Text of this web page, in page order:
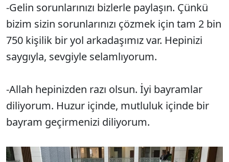
-Gelin sorunlarınızı bizlerle paylaşın. Çünkü
bizim sizin sorunlarınızı çözmek için tam 2 bin
750 kişilik bir yol arkadaşımız var. Hepinizi
saygıyla, sevgiyle selamlıyorum.
-Allah hepinizden razı olsun. İyi bayramlar
diliyorum. Huzur içinde, mutluluk içinde bir
bayram geçirmenizi diliyorum.